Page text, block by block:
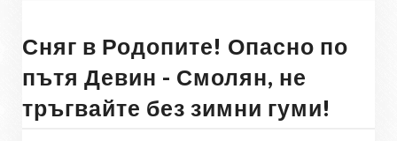
Сняг в Родопите! Опасно по
пътя Девин - Смолян, не
тръгвайте без зимни гуми!